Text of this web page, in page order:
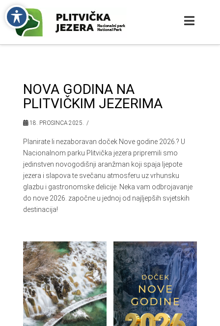
NOVA GODINA NA
PLITVIČKIM JEZERIMA
18. PROSINCA 2025.
Planirate li nezaboravan doček Nove godine 2026.? U
Nacionalnom parku Plitvička jezera pripremili smo
jedinstven novogodišnji aranžman koji spaja ljepote
jezera i slapova te svečanu atmosferu uz vrhunsku
glazbu i gastronomske delicije. Neka vam odbrojavanje
do nove 2026. započne u jednoj od najljepših svjetskih
destinacija!